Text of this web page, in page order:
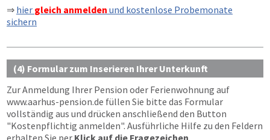
⇒ hier gleich anmelden und kostenlose Probemonate
sichern
(4) Formular zum Inserieren Ihrer Unterkunft
Zur Anmeldung Ihrer Pension oder Ferienwohnung auf
www.aarhus-pension.de füllen Sie bitte das Formular
vollständig aus und drücken anschließend den Button
"Kostenpflichtig anmelden". Ausführliche Hilfe zu den Feldern
erhalten Sie per Klick auf die Fragezeichen.